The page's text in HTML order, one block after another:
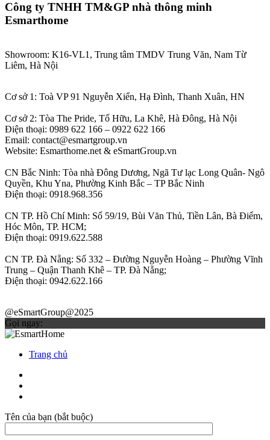
Công ty TNHH TM&GP nhà thông minh
Esmarthome
Showroom: K16-VL1, Trung tâm TMDV Trung Văn, Nam Từ
Liêm, Hà Nội
Cơ sở 1: Toà VP 91 Nguyễn Xiển, Hạ Đình, Thanh Xuân, HN
Cơ sở 2: Tòa The Pride, Tố Hữu, La Khê, Hà Đông, Hà Nội
Điện thoại: 0989 622 166 – 0922 622 166
Email: contact@esmartgroup.vn
Website: Esmarthome.net & eSmartGroup.vn
CN Bắc Ninh: Tòa nhà Đông Dương, Ngã Tư lạc Long Quân- Ngô
Quyền, Khu Yna, Phường Kinh Bắc – TP Bắc Ninh
Điện thoại: 0918.968.356
CN TP. Hồ Chí Minh: Số 59/19, Bùi Văn Thủ, Tiền Lân, Bà Điểm,
Hóc Môn, TP. HCM;
Điện thoại: 0919.622.588
CN TP. Đà Nẵng: Số 332 – Đường Nguyễn Hoàng – Phường Vĩnh
Trung – Quận Thanh Khê – TP. Đà Nẵng;
Điện thoại: 0942.622.166
@eSmartGroup@2025
Gọi ngay:
Trang chủ
Tên của bạn (bắt buộc)